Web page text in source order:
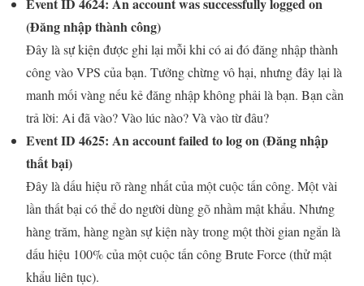
(Đăng nhập thành công)
Đây là sự kiện được ghi lại mỗi khi có ai đó đăng nhập thành
công vào VPS của bạn. Tưởng chừng vô hại, nhưng đây lại là
manh mối vàng nếu kẻ đăng nhập không phải là bạn. Bạn cần
trả lời: Ai đã vào? Vào lúc nào? Và vào từ đâu?
Event ID 4625: An account failed to log on (Đăng nhập
thất bại)
Đây là dấu hiệu rõ ràng nhất của một cuộc tấn công. Một vài
lần thất bại có thể do người dùng gõ nhầm mật khẩu. Nhưng
hàng trăm, hàng ngàn sự kiện này trong một thời gian ngắn là
dấu hiệu 100% của một cuộc tấn công Brute Force (thử mật
khẩu liên tục).